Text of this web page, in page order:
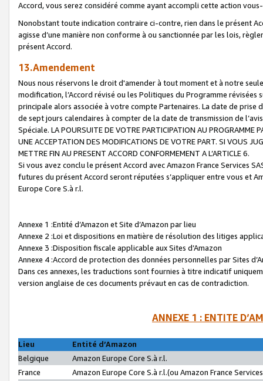
Accord, vous serez considéré comme ayant accompli cette action
Nonobstant toute indication contraire ci-contre, rien dans le présent
agisse d’une manière non conforme à ou sanctionnée par les lois,
présent Accord.
13.Amendement
Nous nous réservons le droit d'amender à tout moment et à notre
modification, l’Accord révisé ou les Politiques du Programme
principale alors associée à votre compte Partenaires. La date de
de sept jours calendaires à compter de la date de transmission de
Spéciale. LA POURSUITE DE VOTRE PARTICIPATION AU PROGRAMME
UNE ACCEPTATION DES MODIFICATIONS DE VOTRE PART. SI VOUS
METTRE FIN AU PRESENT ACCORD CONFORMEMENT A L’ARTICLE 6.
Si vous avez conclu le présent Accord avec Amazon France Services
futures du présent Accord seront réputées s’appliquer entre vous et
Europe Core S.à r.l.
Annexe 1 :Entité d’Amazon et Site d’Amazon par lieu
Annexe 2 :Loi et dispositions en matière de résolution des litiges
Annexe 3 :Disposition fiscale applicable aux Sites d’Amazon
Annexe 4 :Accord de protection des données personnelles par Sites
Dans ces annexes, les traductions sont fournies à titre indicatif
version anglaise de ces documents prévaut en cas de contradiction.
ANNEXE 1 : ENTITE
Lieu
Entité d’Amazon
Belgique
Amazon Europe Core S.à r.l.
France
Amazon Europe Core S.à r.l.(ou Amazon France